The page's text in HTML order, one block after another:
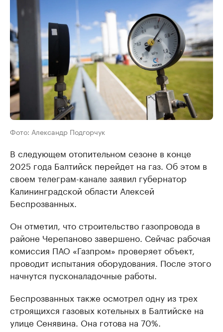
Фото: Александр Подгорчук
В следующем отопительном сезоне в конце
2025 года Балтийск перейдет на газ. Об этом в
своем телеграм-канале заявил губернатор
Калининградской области Алексей
Беспрозванных.
Он отметил, что строительство газопровода в
районе Черепаново завершено. Сейчас рабочая
комиссия ПАО «Газпром» проверяет объект,
проводит испытания оборудования. После этого
начнутся пусконаладочные работы.
Беспрозванных также осмотрел одну из трех
строящихся газовых котельных в Балтийске на
улице Сенявина. Она готова на 70%.